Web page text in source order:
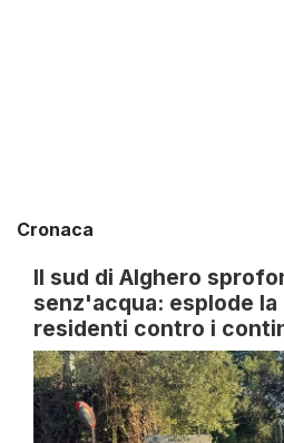
Cronaca
Il sud di Alghero
senz'acqua: esplode la
residenti contro i